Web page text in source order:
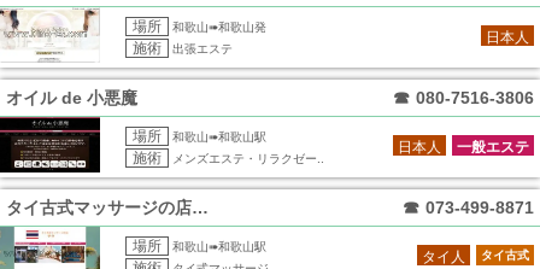
場所 和歌山➠和歌山発
施術 出張エステ
日本人
オイル de 小悪魔 ☎ 080-7516-3806
場所 和歌山➠和歌山駅
施術 メンズエステ・リラクゼー..
一般エステ
日本人
タイ古式マッサージの店サラ ☎ 073-499-8871
場所 和歌山➠和歌山駅
タイ古式
タイ人